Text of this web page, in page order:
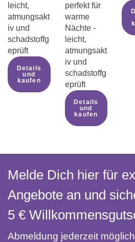
leicht,
atmungsakt
iv und
schadstoffg
eprüft
Details
und
kaufen
perfekt für
warme
Nächte -
leicht,
atmungsakt
iv und
schadstoffg
eprüft
Details
und
kaufen
Melde Dich hier für
Angebote an und
5 €
Abmeldung jederzeit möglich